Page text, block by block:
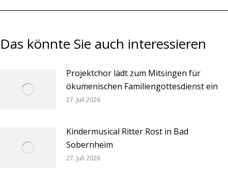
Das könnte Sie auch interessieren
Projektchor lädt zum Mitsingen für
ökumenischen Familiengottesdienst ein
27. Juli 2026
Kindermusical Ritter Rost in Bad
Sobernheim
27. Juli 2026